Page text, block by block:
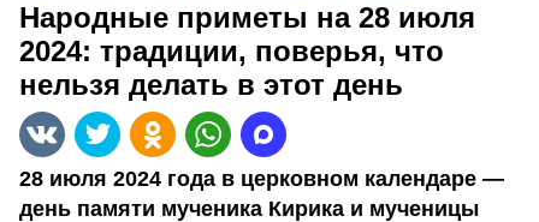
Народные приметы на 28 июля
2024: традиции, поверья, что
нельзя делать в этот день
28 июля 2024 года в церковном календаре —
день памяти мученика Кирика и мученицы